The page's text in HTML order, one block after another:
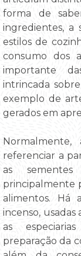
forma de
ingredientes, a
estilos de
consumo dos
importante
intrincada
exemplo de
gerados em
Normalmente,
referenciar a
as
principalmente
alimentos. Há
incenso, usadas
as
preparação da